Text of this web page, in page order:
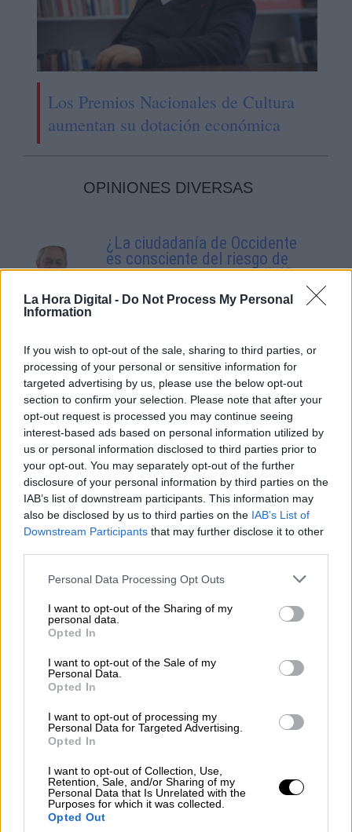
La Hora Digital - Do Not Process My Personal
Information
If you wish to opt-out of the sale, sharing to third parties, or
processing of your personal or sensitive information for
targeted advertising by us, please use the below opt-out
section to confirm your selection. Please note that after your
opt-out request is processed you may continue seeing
interest-based ads based on personal information utilized by
us or personal information disclosed to third parties prior to
your opt-out. You may separately opt-out of the further
disclosure of your personal information by third parties on the
IAB’s list of downstream participants. This information may
also be disclosed by us to third parties on the IAB’s List of
Downstream Participants that may further disclose it to other
Personal Data Processing Opt Outs
I want to opt-out of the Sharing of my
personal data.
Opted In
I want to opt-out of the Sale of my
Personal Data.
Opted In
I want to opt-out of processing my
Personal Data for Targeted Advertising.
Opted In
I want to opt-out of Collection, Use,
Retention, Sale, and/or Sharing of my
Personal Data that Is Unrelated with the
Purposes for which it was collected.
Opted Out
Los Premios Nacionales de Cultura
aumentan su dotación económica
OPINIONES DIVERSAS
¿La ciudadanía de Occidente
es consciente del riesgo de
una tercera guerra mundial?
Por
Álvaro Frutos Rosado y Gabinete
Geopolítica de Crisis
Suelta y confía
Por María Comesaña
Votantes y votados
Por Juan Manuel Beltrán
El Conflicto de Oriente Medio:
Un Nuevo Orden Autoritario
en Construcción
Por Álvaro Frutos Rosado y Gabinete
Reconquista leonesa
Por Carlos Miranda
Clara Campoamor: Mi sueño,
mi pesadilla
Por María Pérez Herrero
NOTICIAS MAS VISTAS